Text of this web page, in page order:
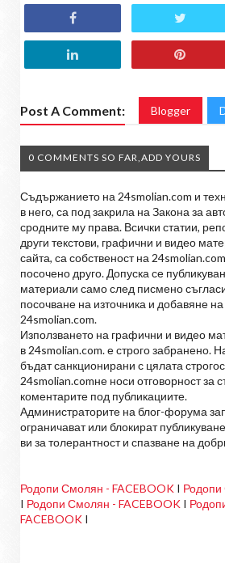
Post A Comment: Blogger
0 COMMENTS SO FAR,ADD YOURS
Съдържанието на 24smolian.com и
в него, са под закрила на Закона за
сродните му права. Всички статии,
други текстови, графични и видео
сайта, са собственост на
посочено друго. Допуска се
материали само след писмено
посочване на източника и добавяне
24smolian.com.
Използването на графични и видео
в 24smolian.com. е строго забранено.
бъдат санкционирани с цялата
24smolian.comне носи отговорност за
коментарите под публикациите.
Администраторите на блог-форума
ограничават или блокират
ви за толерантност и спазване на
Родопи Смолян - FACEBOOK I Родопи
I Родопи Смолян - FACEBOOK I
FACEBOOK I